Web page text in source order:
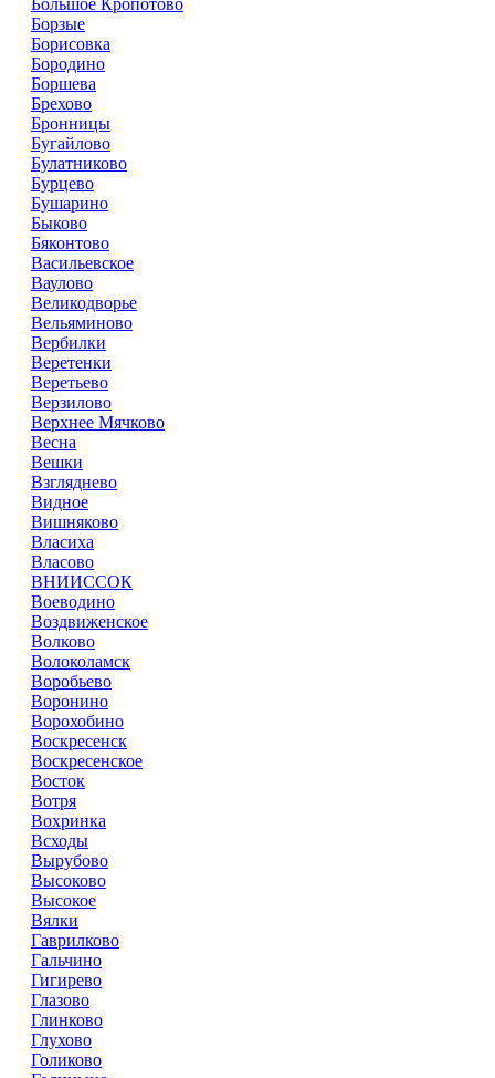
Большое Кропотово
Борзые
Борисовка
Бородино
Боршева
Брехово
Бронницы
Бугайлово
Булатниково
Бурцево
Бушарино
Быково
Бяконтово
Васильевское
Ваулово
Великодворье
Вельяминово
Вербилки
Веретенки
Веретьево
Верзилово
Верхнее Мячково
Весна
Вешки
Взгляднево
Видное
Вишняково
Власиха
Власово
ВНИИССОК
Воеводино
Воздвиженское
Волково
Волоколамск
Воробьево
Воронино
Ворохобино
Воскресенск
Воскресенское
Восток
Вотря
Вохринка
Всходы
Вырубово
Высоково
Высокое
Вялки
Гаврилково
Гальчино
Гигирево
Глазово
Глинково
Глухово
Голиково